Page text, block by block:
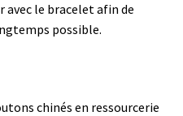
avec le bracelet afin de
possible.
chinés en ressourcerie